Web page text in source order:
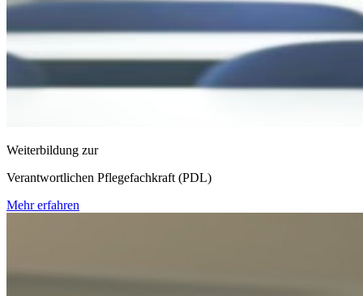
Weiterbildung zur
Verantwortlichen Pflegefachkraft (PDL)
Mehr erfahren